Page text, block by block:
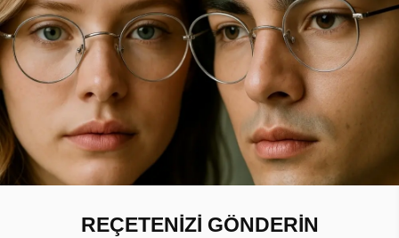
REÇETENİZİ GÖNDERİN